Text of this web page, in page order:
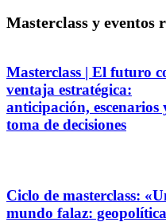
Masterclass y eventos
Masterclass | El futuro
ventaja estratégica:
anticipación, escenarios
toma de decisiones
Ciclo de masterclass:
mundo falaz: